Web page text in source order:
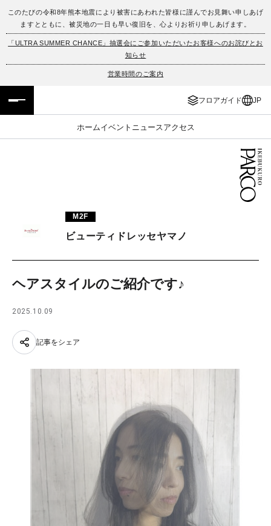
このたびの令和8年熊本地震により被害にあわれた皆様に謹んでお見舞い申しあげ
ますとともに、被災地の一日も早い復旧を、心よりお祈り申しあげます。
「ULTRA SUMMER CHANCE」抽選会にご参加いただいたお客様へのお詫びとお
知らせ
営業時間のご案内
フロアガイド JP
ホームイベント ニュース アクセス
フロアガイド
施設案内・アクセス
PARCOメンバーズ
ENGLISH
繁体字
M2F
ビューティドレッセヤマノ
ヘアスタイルのご紹介です♪
2025.10.09
記事をシェア